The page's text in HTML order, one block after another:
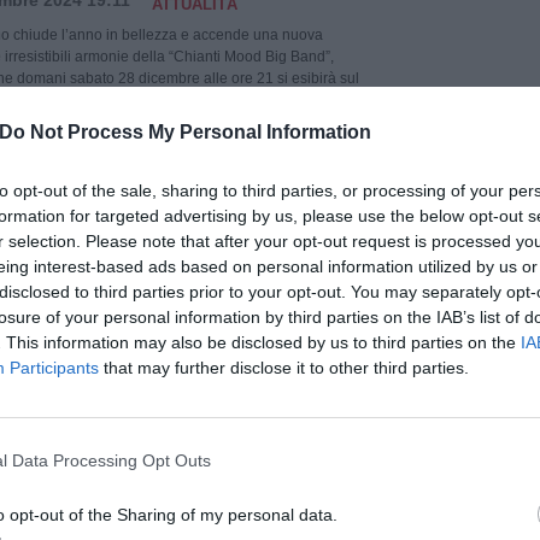
Do Not Process My Personal Information
opt-out of the sale, sharing to third parties, or processing of your
for targeted advertising by us, please use the below opt-out
selection. Please note that after your opt-out request is processed
interest-based ads based on personal information utilized by us
to third parties prior to your opt-out. You may separately
of your personal information by third parties on the IAB’s list of
This information may also be disclosed by us to third parties on the
Participants that may further disclose it to other third parties.
Data Processing Opt Outs
opt-out of the Sharing of my personal data.
ATTUALITÀ
chiude l’anno in bellezza e accende una nuova
irresistibili armonie della “Chianti Mood Big Band”,
domani sabato 28 dicembre alle ore 21 si esibirà sul
Casciano in Val di Pesa, il tradizionale concerto
Mood” sarà eseguito […]
Leggi tutto→
farmacia, 41enne arrestato nel Chianti
2024 16:17
anni originario di Firenze è stato arrestato ieri sera
dopo aver rapinato una farmacia a Mercatale Val di
di San Casciano in Val di Pesa, nel Chianti.
è verificato poco prima dell’orario di chiusura, quando